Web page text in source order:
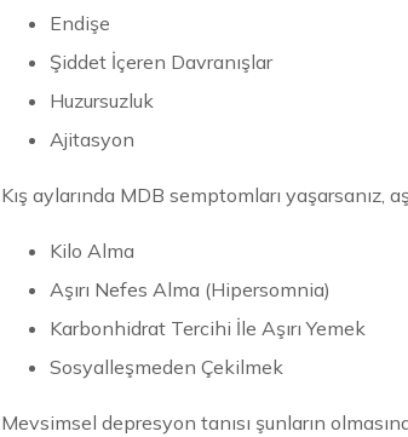
Endişe
Şiddet İçeren Davranışlar
Huzursuzluk
Ajitasyon
Kış aylarında MDB semptomları yaşarsanız,
Kilo Alma
Aşırı Nefes Alma (Hipersomnia)
Karbonhidrat Tercihi İle Aşırı Yemek
Sosyalleşmeden Çekilmek
Mevsimsel depresyon tanısı şunların